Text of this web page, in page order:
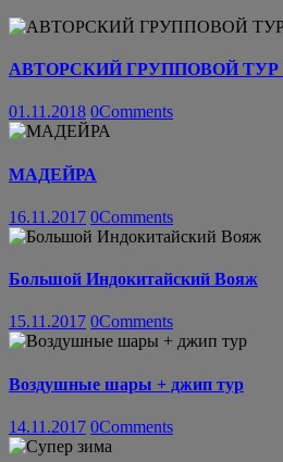
АВТОРСКИЙ ГРУППОВОЙ
01.11.2018 0Comments
МАДЕЙРА
16.11.2017 0Comments
Большой Индокитайский Вояж
15.11.2017 0Comments
Воздушные шары + джип тур
14.11.2017 0Comments